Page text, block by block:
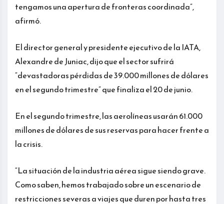
tengamos una apertura de fronteras coordinada”,
afirmó.
El director general y presidente ejecutivo de la IATA,
Alexandre de Juniac, dijo que el sector sufrirá
“devastadoras pérdidas de 39.000 millones de dólares
en el segundo trimestre” que finaliza el 20 de junio.
En el segundo trimestre, las aerolíneas usarán 61.000
millones de dólares de sus reservas para hacer frente a
la crisis.
“La situación de la industria aérea sigue siendo grave.
Como saben, hemos trabajado sobre un escenario de
restricciones severas a viajes que duren por hasta tres